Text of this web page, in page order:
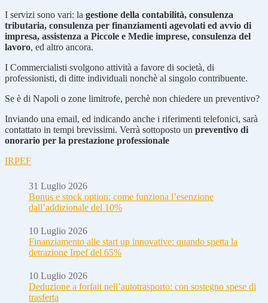
I servizi sono vari: la gestione della contabilità, consulenza
tributaria, consulenza per finanziamenti agevolati ed avvio di
impresa, assistenza a Piccole e Medie imprese, consulenza del
lavoro, ed altro ancora.
I Commercialisti svolgono attività a favore di società, di
professionisti, di ditte individuali nonchè al singolo contribuente.
Se è di Napoli o zone limitrofe, perchè non chiedere un preventivo?
Inviando una email, ed indicando anche i riferimenti telefonici, sarà
contattato in tempi brevissimi. Verrà sottoposto un preventivo di
onorario per la prestazione professionale
IRPEF
31 Luglio 2026
Bonus e stock option: come funziona l’esenzione
dall’addizionale del 10%
10 Luglio 2026
Finanziamento alle start up innovative: quando spetta la
detrazione Irpef del 65%
10 Luglio 2026
Deduzione a forfait nell’autotrasporto: con sostegno spese di
trasferta